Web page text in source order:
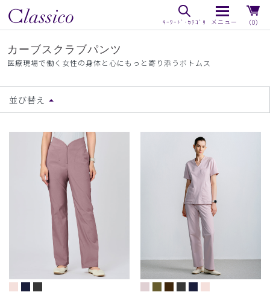
（0）
カーブスクラブパンツ
医療現場で働く女性の身体と心にもっと寄り添うボトムス
並び替え